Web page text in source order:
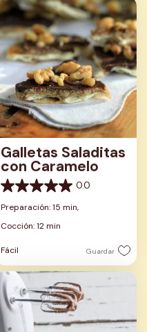
Galletas Saladitas
con Caramelo
0.0
0.0
de
estrellas.
Preparación: 15 min,
Cocción: 12 min
Fácil Guardar